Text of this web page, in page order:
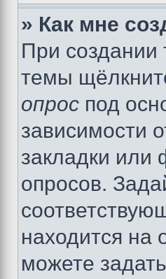
» Как мне
При создании
темы
опрос под
зависимости
закладки или
опросов.
находится на
можете